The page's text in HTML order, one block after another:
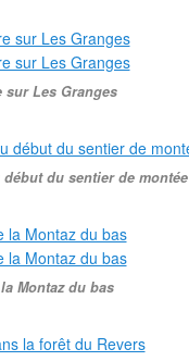
sur Les Granges
du sentier de montée
Montaz du bas